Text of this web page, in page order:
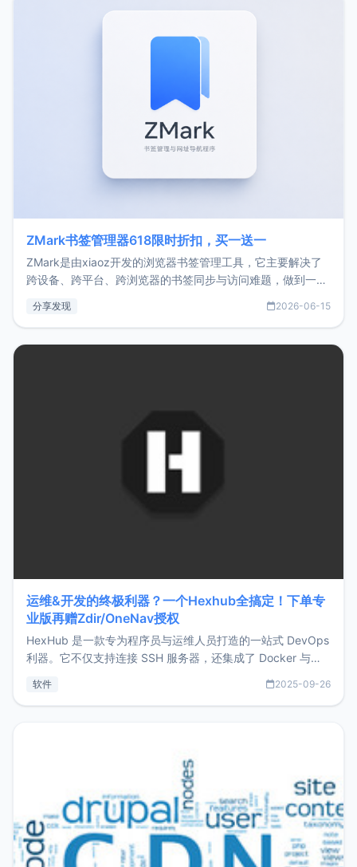
ZMark书签管理器618限时折扣，买一送一
ZMark是由xiaoz开发的浏览器书签管理工具，它主要解决了
跨设备、跨平台、跨浏览器的书签同步与访问难题，做到一处
用，让管理更高效。ZMark官网地址：
分享发现 2026-06-15
运维&开发的终极利器？一个Hexhub全搞定！下单专
业版再赠Zdir/OneNav授权
HexHub 是一款专为程序员与运维人员打造的一站式 DevOps
利器。它不仅支持连接 SSH 服务器，还集成了 Docker 与常
件间频繁切换，仅凭 HexHub 即可同时搞定运维与数据库操
软件 2025-09-26